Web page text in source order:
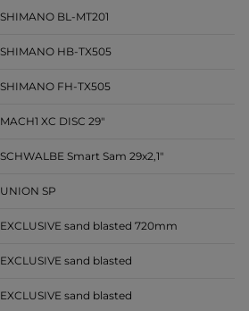
SHIMANO BL-MT201
SHIMANO HB-TX505
SHIMANO FH-TX505
MACH1 XC DISC 29"
SCHWALBE Smart Sam 29x2,1"
UNION SP
EXCLUSIVE sand blasted 720mm
EXCLUSIVE sand blasted
EXCLUSIVE sand blasted